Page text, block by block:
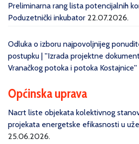
Preliminarna rang lista potencijalnih
Poduzetnički inkubator 22.07.2026.
Odluka o izboru najpovoljnijeg
postupku | ''Izrada projektne
Vranačkog potoka i potoka Kostajnice''
Općinska uprava
Nacrt liste objekata kolektivnog
projekata energetske efikasnosti u
25.06.2026.